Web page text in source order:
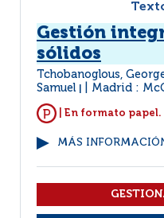
Gestión
sólidos
Tchobanoglous,
Samuel
Madrid :
| En formato papel.
MÁS